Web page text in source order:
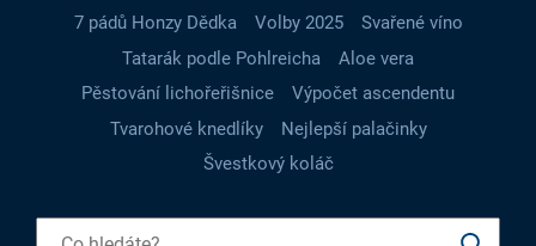
7 pádů Honzy Dědka
Volby 2025
Svařené víno
Tatarák podle Pohlreicha
Aloe vera
Pěstování lichořeřišnice
Výpočet ascendentu
Tvarohové knedlíky
Nejlepší palačinky
Švestkový koláč